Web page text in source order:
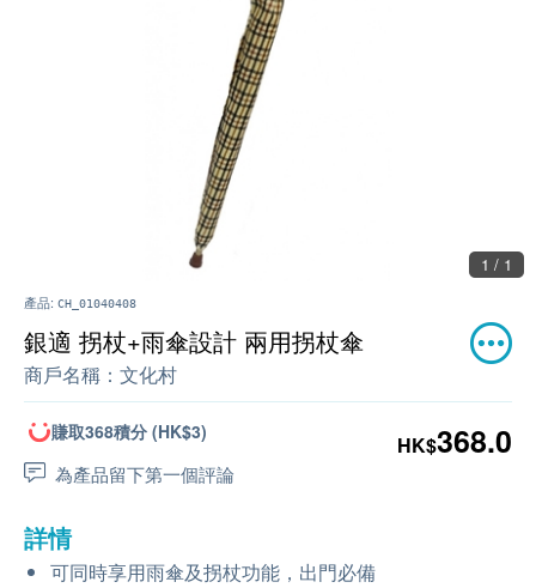
1 / 1
產品: CH_01040408
銀適 拐杖+雨傘設計 兩用拐杖傘
商戶名稱： 文化村
賺取368積分 (HK$3)
為產品留下第一個評論
HK$368.0
詳情
可同時享用雨傘及拐杖功能，出門必備